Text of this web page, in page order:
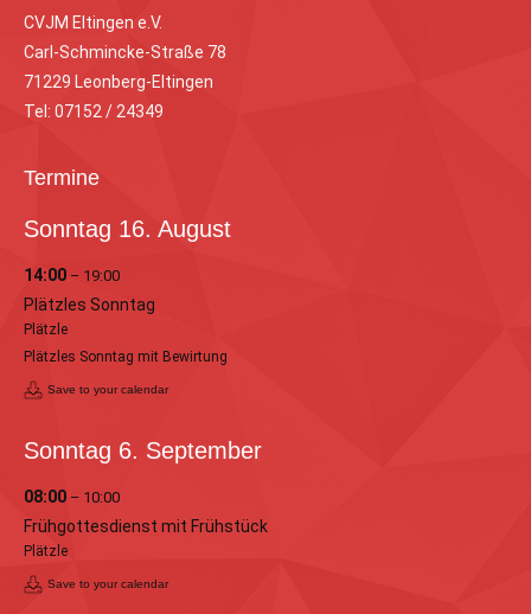
CVJM Eltingen e.V.
Carl-Schmincke-Straße 78
71229 Leonberg-Eltingen
Tel: 07152 / 24349
Termine
Sonntag 16. August
14:00 – 19:00
Plätzles Sonntag
Plätzle
Plätzles Sonntag mit Bewirtung
Save to your calendar
Sonntag 6. September
08:00 – 10:00
Frühgottesdienst mit Frühstück
Plätzle
Save to your calendar